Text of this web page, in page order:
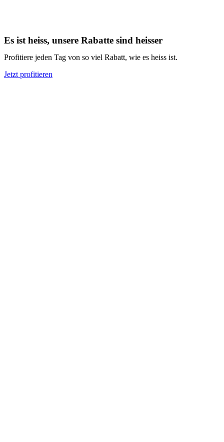
Es ist heiss, unsere Rabatte sind heisser
Profitiere jeden Tag von so viel Rabatt, wie es heiss ist.
Jetzt profitieren